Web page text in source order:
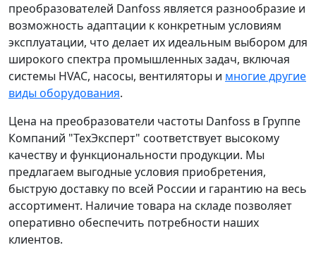
преобразователей Danfoss является разнообразие и
возможность адаптации к конкретным условиям
эксплуатации, что делает их идеальным выбором для
широкого спектра промышленных задач, включая
системы HVAC, насосы, вентиляторы и многие другие
виды оборудования.
Цена на преобразователи частоты Danfoss в Группе
Компаний "ТехЭксперт" соответствует высокому
качеству и функциональности продукции. Мы
предлагаем выгодные условия приобретения,
быструю доставку по всей России и гарантию на весь
ассортимент. Наличие товара на складе позволяет
оперативно обеспечить потребности наших
клиентов.